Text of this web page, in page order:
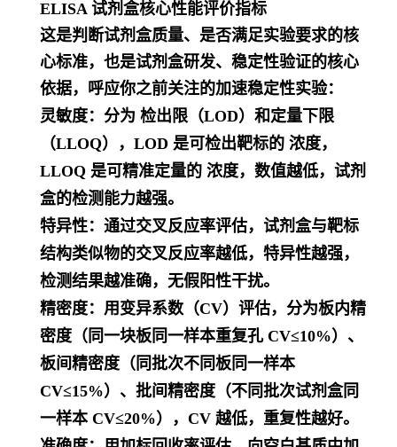
ELISA 试剂盒核心性能评价指标
这是判断试剂盒质量、是否满足实验要求的核
心标准，也是试剂盒研发、稳定性验证的核心
依据，呼应你之前关注的加速稳定性实验：
灵敏度：分为 检出限（LOD）和定量下限
（LLOQ），LOD 是可检出靶标的 浓度，
LLOQ 是可精准定量的 浓度，数值越低，试剂
盒的检测能力越强。
特异性：通过交叉反应率评估，试剂盒与靶标
结构类似物的交叉反应率越低，特异性越强，
检测结果越准确，无假阳性干扰。
精密度：用变异系数（CV）评估，分为板内精
密度（同一块板同一样本重复孔 CV≤10%）、
板间精密度（同批次不同板同一样本
CV≤15%）、批间精密度（不同批次试剂盒同
一样本 CV≤20%），CV 越低，重复性越好。